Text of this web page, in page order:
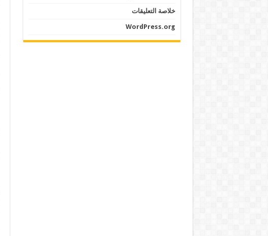
خلاصة التعليقات
WordPress.org